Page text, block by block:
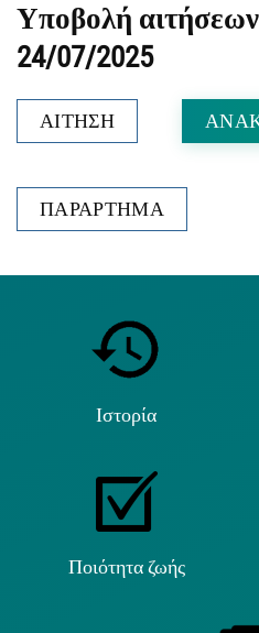
Υποβολή
24/07/2025
ΑΙΤΗΣΗ
ΠΑΡΑΡΤΗΜΑ
Ιστορία
Ποιότητα ζωής